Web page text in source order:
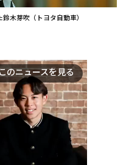
木芽吹（トヨタ自動車）
このニュースを見る